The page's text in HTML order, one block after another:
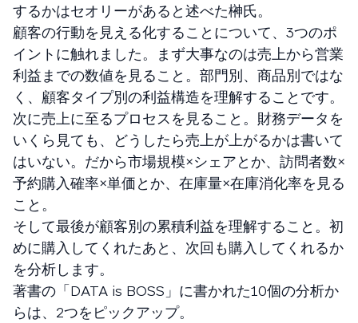
するかはセオリーがあると述べた榊氏。
顧客の行動を見える化することについて、3つのポ
イントに触れました。まず大事なのは売上から営業
利益までの数値を見ること。部門別、商品別ではな
く、顧客タイプ別の利益構造を理解することです。
次に売上に至るプロセスを見ること。財務データを
いくら見ても、どうしたら売上が上がるかは書いて
はいない。だから市場規模×シェアとか、訪問者数×
予約購入確率×単価とか、在庫量×在庫消化率を見る
こと。
そして最後が顧客別の累積利益を理解すること。初
めに購入してくれたあと、次回も購入してくれるか
を分析します。
著書の「DATA is BOSS」に書かれた10個の分析か
らは、2つをピックアップ。